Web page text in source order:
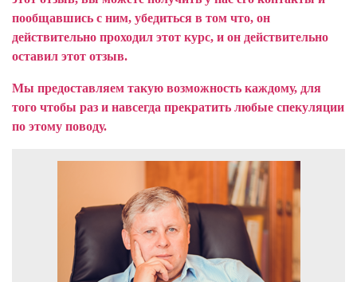
пообщавшись с ним, убедиться в том что, он
действительно проходил этот курс, и он действительно
оставил этот отзыв.
Мы предоставляем такую возможность каждому, для
того чтобы раз и навсегда прекратить любые спекуляции
по этому поводу.